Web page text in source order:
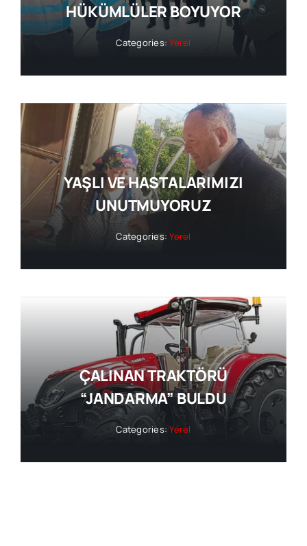
HÜKÜMLÜLER BOYUYOR
Categories:Yerel
YAŞLI VE HASTALARIMIZI
UNUTMUYORUZ
Categories:Yerel
ÇALINAN TRAKTÖRÜ
“JANDARMA” BULDU
Categories:Yerel